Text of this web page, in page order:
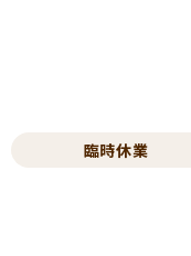
臨時休業